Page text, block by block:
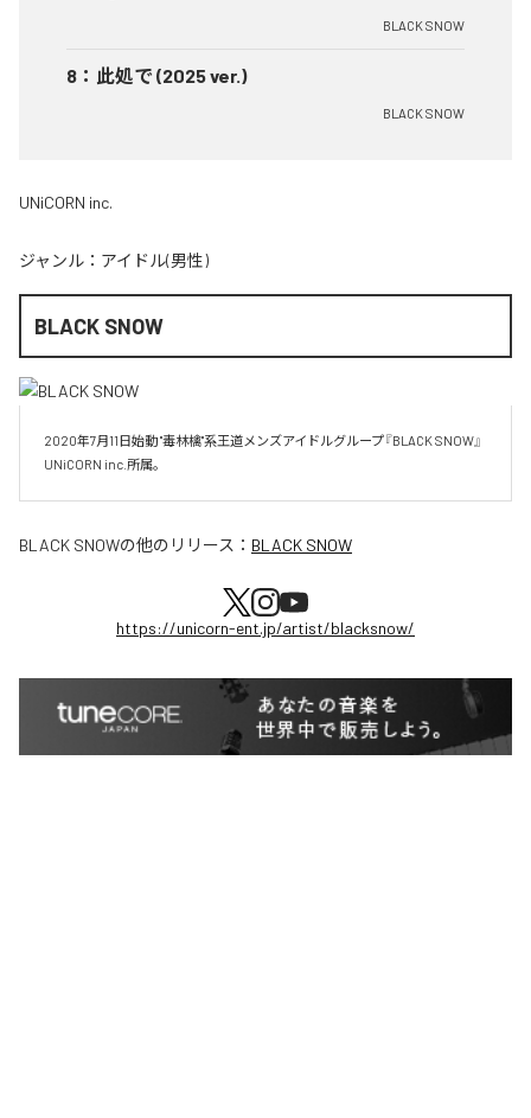
BLACK SNOW
8 ： 此処で (2025 ver.)
BLACK SNOW
UNiCORN inc.
ジャンル： アイドル(男性)
BLACK SNOW
2020年7月11日始動 "毒林檎"系王道メンズアイドルグループ『BLACK SNOW』
UNiCORN inc.所属。
BLACK SNOWの他のリリース： BLACK SNOW
https://unicorn-ent.jp/artist/blacksnow/